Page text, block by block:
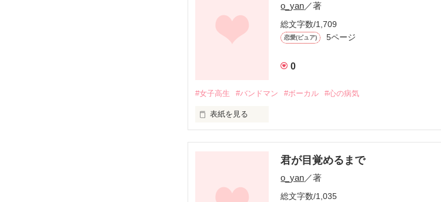
o_yan／著
総文字数/1,709
恋愛(ピュア) 5ページ
0
#女子高生 #バンドマン #ボーカル #心の病気
表紙を見る
君が目覚めるまで
o_yan／著
総文字数/1,035